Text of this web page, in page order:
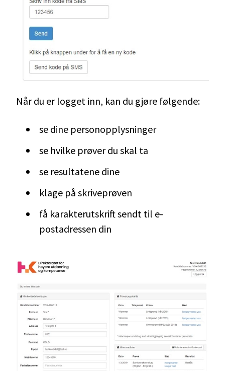
Når du er logget inn, kan du gjøre følgende:
se dine personopplysninger
se hvilke prøver du skal ta
se resultatene dine
klage på skriveprøven
få karakterutskrift sendt til e-
postadressen din